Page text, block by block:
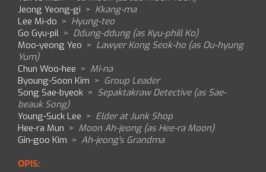
Jeong Yeong-gi > Kkang-ma
Lee Mi-do > Hyung-teo
Go Gyu-pil > Ddung-ddung (as Kyu-phill Ko)
Moo-yeong Yeo > Lawyer Kong Seok-ho (as Ou-hyung
Yum)
Chun Woo-hee > Mi-na
Byoung-Soon Kim > Group Leader
Song Sae-byeok > Sepaktakraw Detective (as Sae-
beauk Song)
Young-Suck Lee > Elder at Junk Shop
Hee-ra Mun > Moon Ah-jeong (as Hee-ra Moon)
Gin-goo Kim > Ah-jeong's Grandma
OPIS: